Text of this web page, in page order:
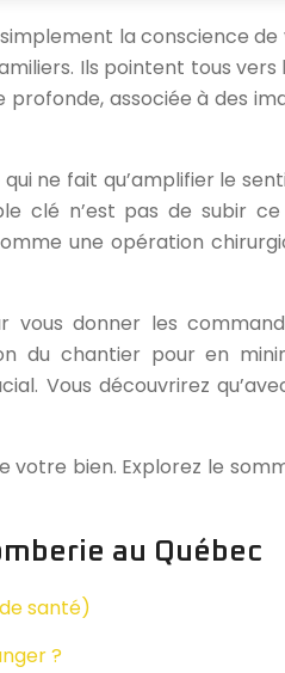
la conscience
Ils pointent tous vers
associée à des
ne fait qu’amplifier le
clé n’est pas de subir
une opération
donner les
du chantier pour en
Vous découvrirez
bien. Explorez le
au Québec
santé)
?